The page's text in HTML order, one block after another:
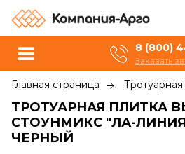
8 (800)
Заказать
Главная страница Тротуарная
ТРОТУАРНАЯ ПЛИТКА
СТОУНМИКС "ЛА-
ЧЕРНЫЙ